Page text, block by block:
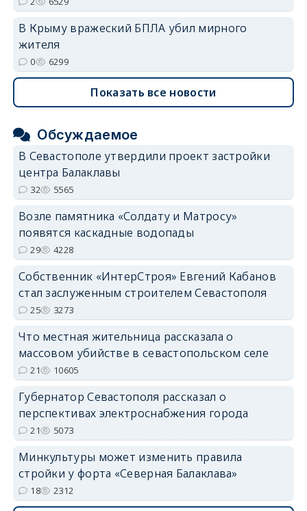
В Крыму вражеский БПЛА убил мирного
жителя
0 6299
Показать все новости
Обсуждаемое
В Севастополе утвердили проект застройки
центра Балаклавы
32 5565
Возле памятника «Солдату и Матросу»
появятся каскадные водопады
29 4228
Собственник «ИнтерСтроя» Евгений Кабанов
стал заслуженным строителем Севастополя
25 3273
Что местная жительница рассказала о
массовом убийстве в севастопольском селе
21 10605
Губернатор Севастополя рассказал о
перспективах электроснабжения города
21 5073
Минкультуры может изменить правила
стройки у форта «Северная Балаклава»
18 2312